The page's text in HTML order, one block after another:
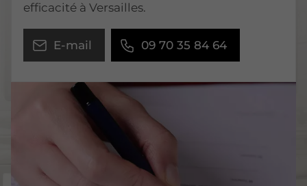
efficacité à Versailles.
E-mail 09 70 35 84 64